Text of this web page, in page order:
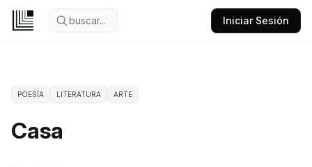
buscar... Iniciar Sesión
POESÍA LITERATURA ARTE
Casa